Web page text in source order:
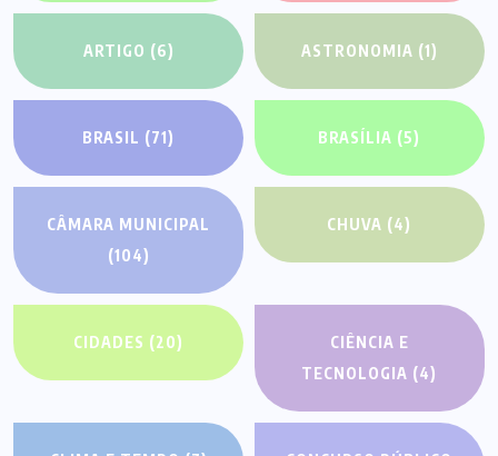
ARTIGO (6) ASTRONOMIA (1)
BRASIL (71) BRASÍLIA (5)
CÂMARA MUNICIPAL
(104)
CHUVA (4)
CIDADES (20)
CIÊNCIA E
TECNOLOGIA (4)